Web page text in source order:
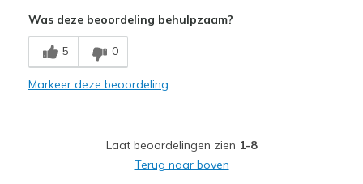
Beste toepassingen
Casual Wear
View On Shoes
Shoes are for Wearing
Was deze beoordeling behulpzaam?
5 0
Markeer deze beoordeling
Laat beoordelingen zien 1-8
Terug naar boven